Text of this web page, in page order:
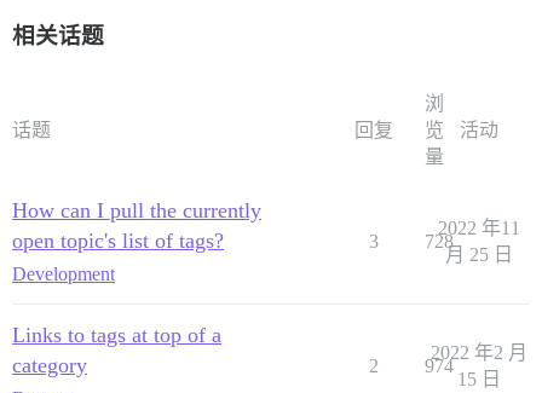
相关话题
话题 回复
浏
览
量
活动
How can I pull the currently
open topic's list of tags?
Development
3 728
2022 年11
月 25 日
Links to tags at top of a
category
2 974
2022 年2 月
15 日